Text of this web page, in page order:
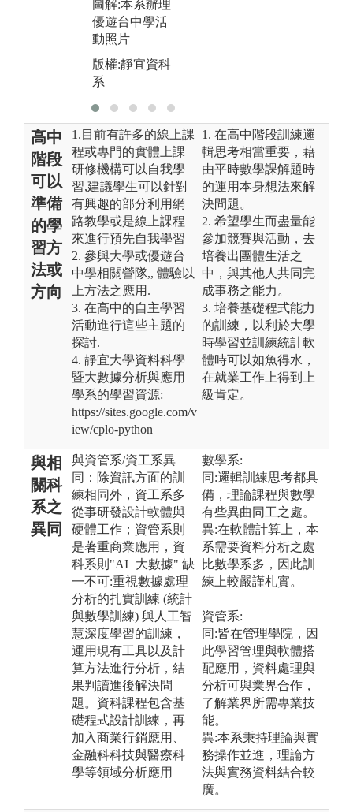
圖解:本系辦理
優遊台中學活
動照片
版權:靜宜資科
系
高中
階段
可以
準備
的學
習方
法或
方向
1.目前有許多的線上課
程或專門的實體上課
研修機構可以自我學
習,建議學生可以針對
有興趣的部分利用網
路教學或是線上課程
來進行預先自我學習
2. 參與大學或優遊台
中學相關營隊,, 體驗以
上方法之應用.
3. 在高中的自主學習
活動進行這些主題的
探討.
4. 靜宜大學資料科學
暨大數據分析與應用
學系的學習資源:
https://sites.google.com/v
iew/cplo-python
1. 在高中階段訓練邏
輯思考相當重要，藉
由平時數學課解題時
的運用本身想法來解
決問題。
2. 希望學生而盡量能
參加競賽與活動，去
培養出團體生活之
中，與其他人共同完
成事務之能力。
3. 培養基礎程式能力
的訓練，以利於大學
時學習並訓練統計軟
體時可以如魚得水，
在就業工作上得到上
級肯定。
與相
關科
系之
異同
與資管系/資工系異
同：除資訊方面的訓
練相同外，資工系多
從事研發設計軟體與
硬體工作；資管系則
是著重商業應用，資
科系則"AI+大數據" 缺
一不可:重視數據處理
分析的扎實訓練 (統計
與數學訓練) 與人工智
慧深度學習的訓練，
運用現有工具以及計
算方法進行分析，結
果判讀進後解決問
題。資科課程包含基
礎程式設計訓練，再
加入商業行銷應用、
金融科科技與醫療科
學等領域分析應用
數學系:
同:邏輯訓練思考都具
備，理論課程與數學
有些異曲同工之處。
異:在軟體計算上，本
系需要資料分析之處
比數學系多，因此訓
練上較嚴謹札實。
資管系:
同:皆在管理學院，因
此學習管理與軟體搭
配應用，資料處理與
分析可與業界合作，
了解業界所需專業技
能。
異:本系秉持理論與實
務操作並進，理論方
法與實務資料結合較
廣。